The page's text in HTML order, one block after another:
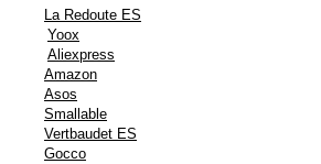
La Redoute ES
Yoox
Aliexpress
Amazon
Asos
Smallable
Vertbaudet ES
Gocco